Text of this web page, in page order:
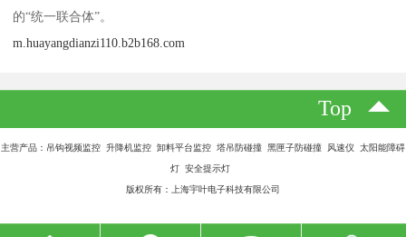
的“统一联合体”。
m.huayangdianzi110.b2b168.com
Top
主营产品：吊钩视频监控 升降机监控 卸料平台监控 塔吊防碰撞 黑匣子防碰撞 风速仪 太阳能障碍
灯 安全提示灯
版权所有：上海宇叶电子科技有限公司